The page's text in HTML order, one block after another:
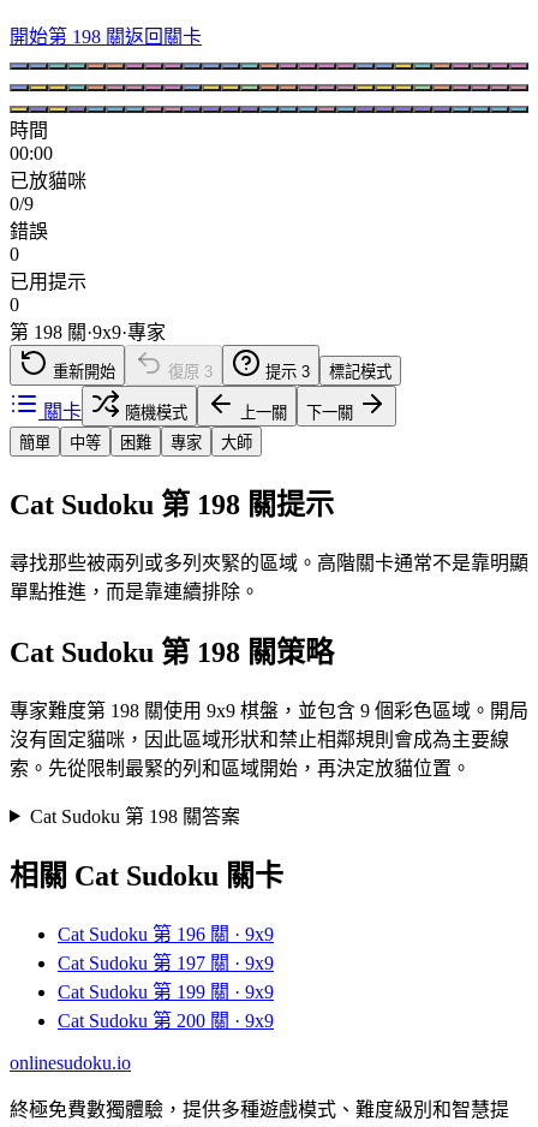
開始第 198 關返回關卡
時間
00:00
已放貓咪
0/9
錯誤
0
已用提示
0
第 198 關·9x9·專家
重新開始 復原 3 提示 3 標記模式
關卡 隨機模式 上一關
下一關
簡單
中等 困難 專家 大師
Cat Sudoku 第 198 關提示
尋找那些被兩列或多列夾緊的區域。高階關卡通常不是靠明顯
單點推進，而是靠連續排除。
Cat Sudoku 第 198 關策略
專家難度第 198 關使用 9x9 棋盤，並包含 9 個彩色區域。開局
沒有固定貓咪，因此區域形狀和禁止相鄰規則會成為主要線
索。先從限制最緊的列和區域開始，再決定放貓位置。
Cat Sudoku 第 198 關答案
相關 Cat Sudoku 關卡
Cat Sudoku 第 196 關 · 9x9
Cat Sudoku 第 197 關 · 9x9
Cat Sudoku 第 199 關 · 9x9
Cat Sudoku 第 200 關 · 9x9
onlinesudoku.io
終極免費數獨體驗，提供多種遊戲模式、難度級別和智慧提